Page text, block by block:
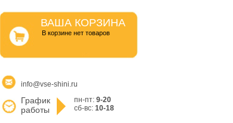
ВАША КОРЗИНА
B корзине нет товаров
info@vse-shini.ru
График
работы
пн-пт: 9-20
сб-вс: 10-18